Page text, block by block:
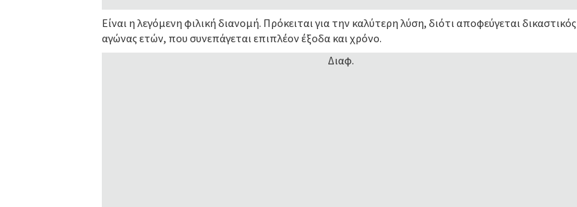
Είναι η λεγόμενη φιλική διανομή. Πρόκειται για την καλύτερη λύση, διότι αποφεύγεται δικαστικός
αγώνας ετών, που συνεπάγεται επιπλέον έξοδα και χρόνο.
Διαφ.